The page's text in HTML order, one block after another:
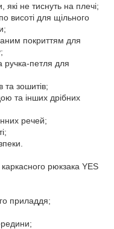
не тиснуть на плечі;
висоті для щільного
покриттям для
ручка-петля для
та зошитів;
та інших дрібних
речей;
каркасного рюкзака YES
приладдя;